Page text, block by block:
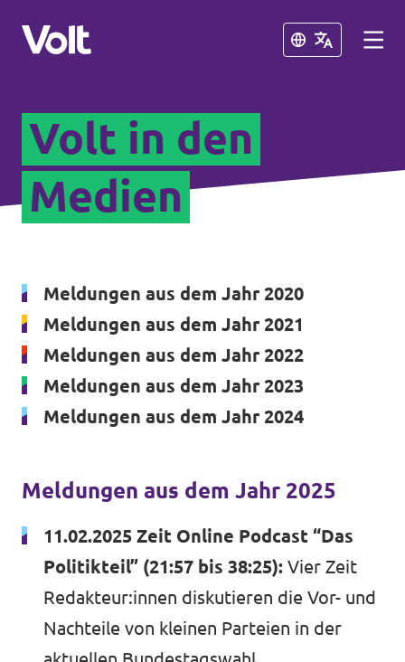
Schließen
Volt in Nordrhein-Westfalen
Website von Volt NRW
Volt vor Ort in NRW
Volt in Deutschland
Website
Volt in deinem Bundesland
Volt Deutschland Merchandise Shop
Schließen
Programm
Menschen
Neuigkeiten
Kontakt
Presse
Mache bei uns mit!
Volt in den
Medien
Meldungen aus dem Jahr 2020
Meldungen aus dem Jahr 2021
Meldungen aus dem Jahr 2022
Meldungen aus dem Jahr 2023
Meldungen aus dem Jahr 2024
Meldungen aus dem Jahr 2025
11.02.2025 Zeit Online Podcast “Das
Politikteil” (21:57 bis 38:25): Vier Zeit
Redakteur:innen diskutieren die Vor- und
Nachteile von kleinen Parteien in der